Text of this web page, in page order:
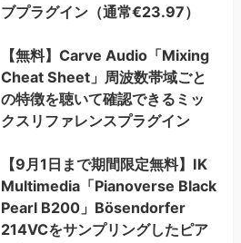
ブプラグイン（通常€23.97）
【無料】Carve Audio「Mixing
Cheat Sheet」周波数帯域ごと
の特徴を聴いて確認できるミッ
クスリファレンスプラグイン
【9月1日まで期間限定無料】IK
Multimedia「Pianoverse Black
Pearl B200」Bösendorfer
214VCをサンプリングしたピア